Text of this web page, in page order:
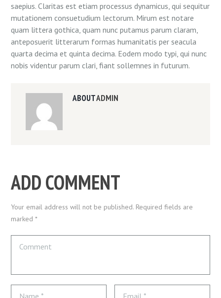
saepius. Claritas est etiam processus dynamicus, qui sequitur
mutationem consuetudium lectorum. Mirum est notare
quam littera gothica, quam nunc putamus parum claram,
anteposuerit litterarum formas humanitatis per seacula
quarta decima et quinta decima. Eodem modo typi, qui nunc
nobis videntur parum clari, fiant sollemnes in futurum.
ABOUTADMIN
ADD COMMENT
Your email address will not be published. Required fields are
marked *